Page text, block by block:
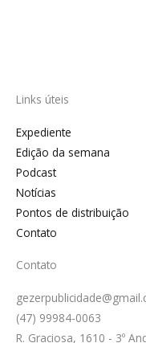
Links úteis
Expediente
Edição da semana
Podcast
Notícias
Pontos de distribuição
Contato
Contato
(47) 99984-0063
R. Graciosa, 1610 - 3º